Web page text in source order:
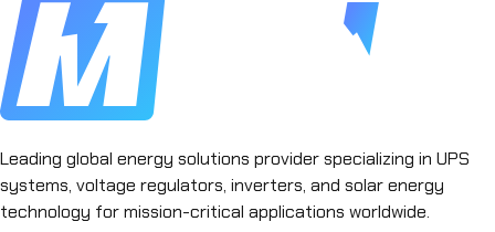
Leading global energy solutions provider specializing in UPS
systems, voltage regulators, inverters, and solar energy
technology for mission-critical applications worldwide.